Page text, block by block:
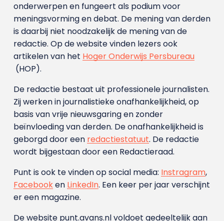
onderwerpen en fungeert als podium voor
meningsvorming en debat. De mening van derden
is daarbij niet noodzakelijk de mening van de
redactie. Op de website vinden lezers ook
artikelen van het Hoger Onderwijs Persbureau
(HOP).
De redactie bestaat uit professionele journalisten.
Zij werken in journalistieke onafhankelijkheid, op
basis van vrije nieuwsgaring en zonder
beïnvloeding van derden. De onafhankelijkheid is
geborgd door een redactiestatuut. De redactie
wordt bijgestaan door een Redactieraad.
Punt is ook te vinden op social media: Instragram,
Facebooken LinkedIn. Een keer per jaar verschijnt
er een magazine.
De website punt.avans.nl voldoet gedeeltelijk aan